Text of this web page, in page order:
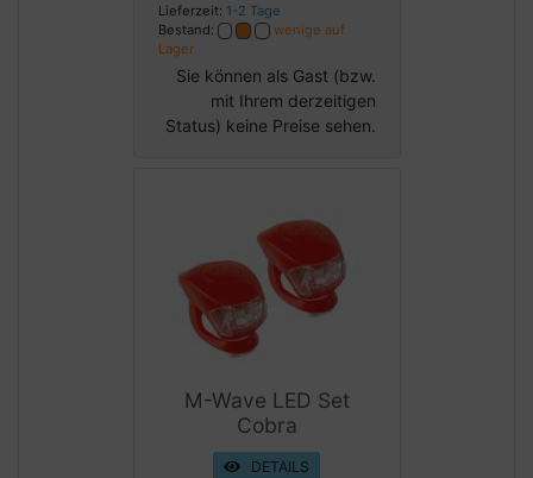
Lieferzeit: 1-2 Tage
Bestand:
wenige auf
Lager
Sie können als Gast (bzw.
mit Ihrem derzeitigen
Status) keine Preise sehen.
M-Wave LED Set
Cobra
DETAILS